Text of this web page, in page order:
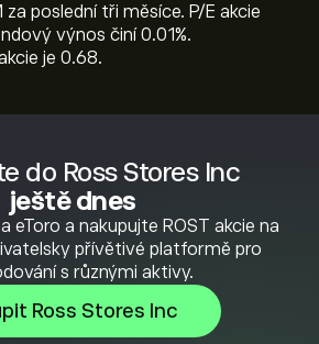
do Ross Stores Inc
ještě dnes
eToro a nakupujte ROST akcie na
přívětivé platformě pro
s různými aktivy.
Ross Stores Inc
poslední tři měsíce. P/E akcie
výnos činí 0.01%.
je 0.68.